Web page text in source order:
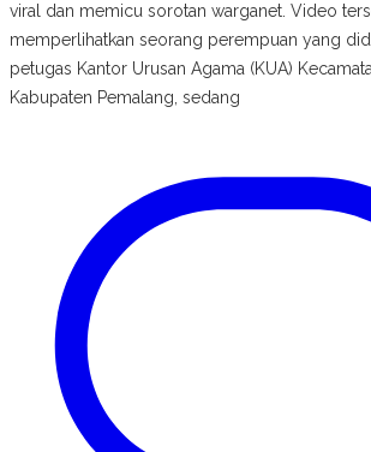
viral dan memicu sorotan warganet. Video
memperlihatkan seorang perempuan yang
petugas Kantor Urusan Agama (KUA)
Kabupaten Pemalang, sedang